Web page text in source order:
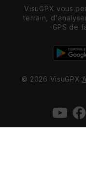
VisuGPX vous
terrain,
GPS de
© 2026 VisuGPX